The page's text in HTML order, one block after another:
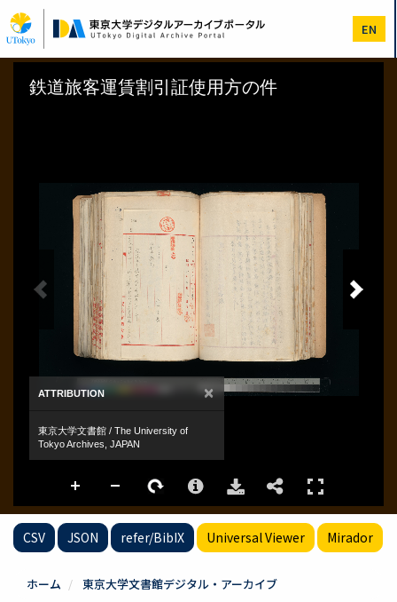
イ
ン
コ
EN
CSV JSON refer/BibIX Universal Viewer Mirador
ホーム 東京大学文書館デジタル・アーカイブ